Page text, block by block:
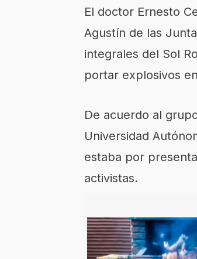
El doctor Ernesto
Agustín de las
integrales del Sol
portar explosivos
De acuerdo al
Universidad
estaba por
activistas.